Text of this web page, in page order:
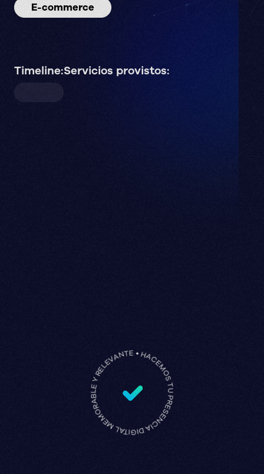
E-commerce
Timeline:Servicios provistos:
HACEMOS TU PRESENCIA DIGITAL MEMORABLE Y RELEVANTE •